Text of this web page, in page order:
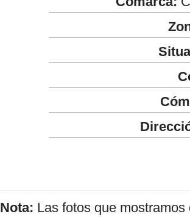
Nota: Las fotos que mostramos